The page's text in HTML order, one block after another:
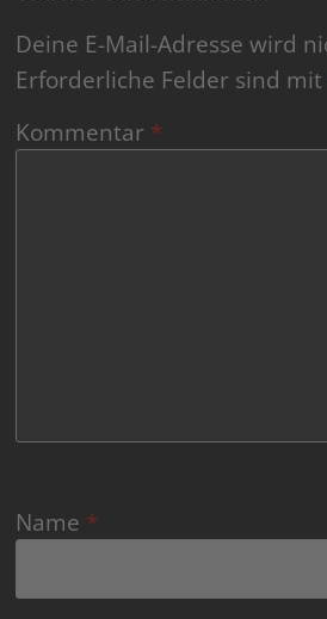
Deine E-Mail-Adresse wird
Erforderliche Felder sind mit
Kommentar *
Name *